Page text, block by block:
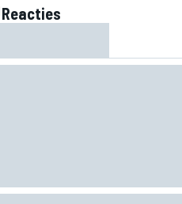
Reacties